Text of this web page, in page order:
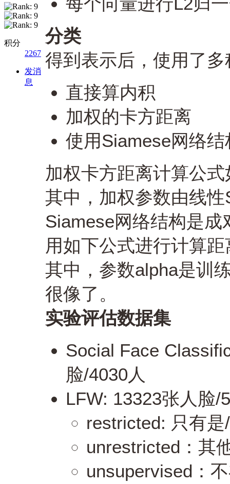
积分
2267
发消
息
分类
得到表示后，使用了
直接算内积
加权的卡方距离
使用Siamese网络结
加权卡方距离计算公式
其中，加权参数由线
Siamese网络结构是
用如下公式进行计算距
其中，参数alpha是训
很像了。
实验评估数据集
Social Face
脸/4030人
LFW: 13323张人脸/
restricted: 只有
unrestricted：其
unsupervised：